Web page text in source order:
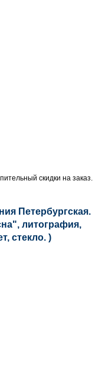
скидки на заказ.
Петербургская.
литография,
стекло. )